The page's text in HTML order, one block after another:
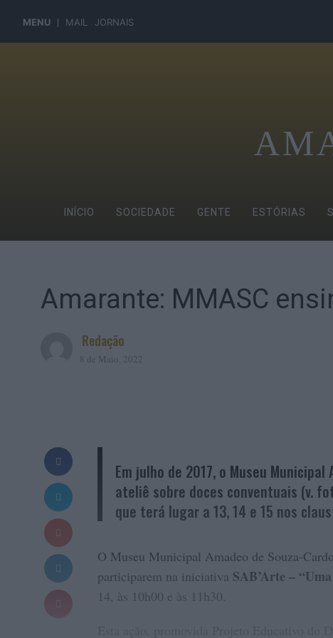
MENU MAIL JORNAIS
INÍCIO SOCIEDADE GENTE ESTÓRIAS
Amarante: MMASC
Redação
8 de Maio, 2022
Em julho de 2017, o Museu
ateliê sobre doces conventuais (v.
que terá lugar a 13, 14 e 15 nos
O Museu Municipal Amadeo de Souza-
participarem na iniciativa SAB’Arte –
14, às 10h00 e às 11h30.